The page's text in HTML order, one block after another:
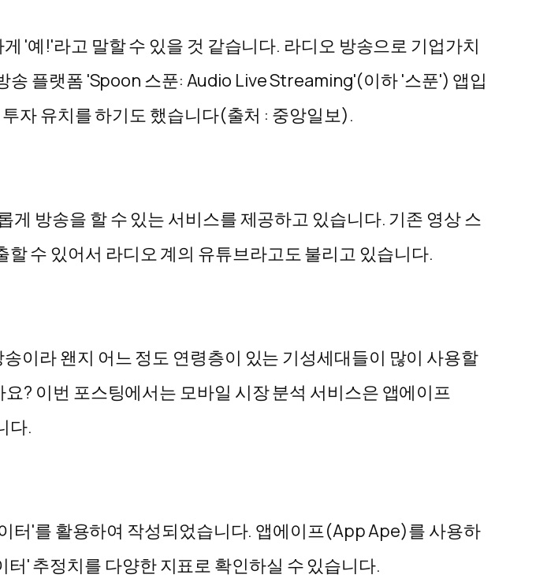
'예!'라고 말할 수 있을 것 같습니다. 라디오 방송으로 기업가치
송 플랫폼 'Spoon 스푼: Audio Live Streaming'(이하 '스푼') 앱입
자 유치를 하기도 했습니다(출처 : 중앙일보).
방송을 할 수 있는 서비스를 제공하고 있습니다. 기존 영상 스
수 있어서 라디오 계의 유튜브라고도 불리고 있습니다.
이라 왠지 어느 정도 연령층이 있는 기성세대들이 많이 사용할
? 이번 포스팅에서는 모바일 시장 분석 서비스은 앱에이프
다.
터'를 활용하여 작성되었습니다. 앱에이프(App Ape)를 사용하
터'추정치를 다양한 지표로 확인하실 수 있습니다.